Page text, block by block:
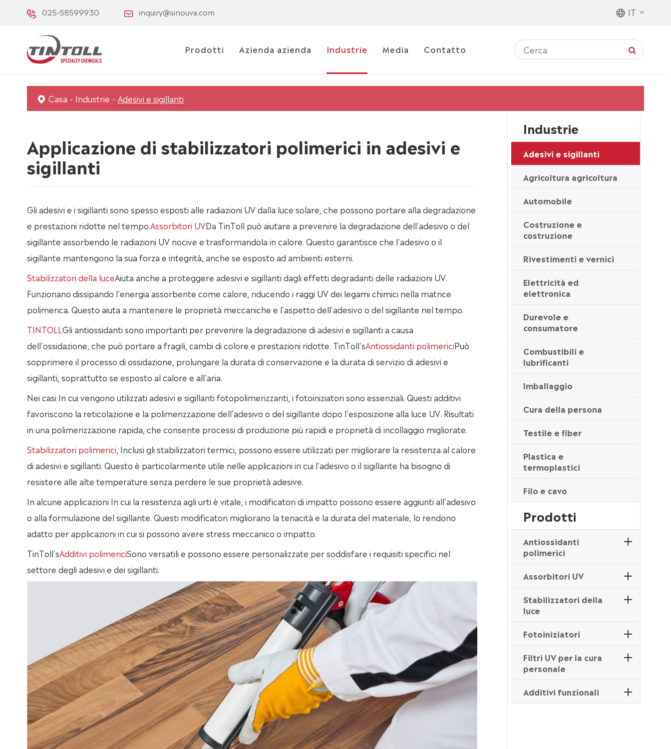
025-58599930 inquiry@sinouva.com IT
Prodotti Azienda azienda Industrie Media Contatto
Casa Industrie Adesivi e sigillanti
Applicazione di stabilizzatori polimerici in adesivi e
sigillanti
Gli adesivi e i sigillanti sono spesso esposti alle radiazioni UV dalla luce solare, che possono portare alla degradazione
e prestazioni ridotte nel tempo.Assorbitori UVDa TinToll può aiutare a prevenire la degradazione dell'adesivo o del
sigillante assorbendo le radiazioni UV nocive e trasformandola in calore. Questo garantisce che l'adesivo o il
sigillante mantengono la sua forza e integrità, anche se esposto ad ambienti esterni.
Stabilizzatori della luceAiuta anche a proteggere adesivi e sigillanti dagli effetti degradanti delle radiazioni UV.
Funzionano dissipando l'energia assorbente come calore, riducendo i raggi UV dei legami chimici nella matrice
polimerica. Questo aiuta a mantenere le proprietà meccaniche e l'aspetto dell'adesivo o del sigillante nel tempo.
TINTOLLGli antiossidanti sono importanti per prevenire la degradazione di adesivi e sigillanti a causa
dell'ossidazione, che può portare a fragili, cambi di colore e prestazioni ridotte. TinToll'sAntiossidanti polimericiPuò
sopprimere il processo di ossidazione, prolungare la durata di conservazione e la durata di servizio di adesivi e
sigillanti, soprattutto se esposto al calore e all'aria.
Nei casi In cui vengono utilizzati adesivi e sigillanti fotopolimerizzanti, i fotoiniziatori sono essenziali. Questi additivi
favoriscono la reticolazione e la polimerizzazione dell'adesivo o del sigillante dopo l'esposizione alla luce UV. Risultati
in una polimerizzazione rapida, che consente processi di produzione più rapidi e proprietà di incollaggio migliorate.
Stabilizzatori polimerici, Inclusi gli stabilizzatori termici, possono essere utilizzati per migliorare la resistenza al calore
di adesivi e sigillanti. Questo è particolarmente utile nelle applicazioni in cui l'adesivo o il sigillante ha bisogno di
resistere alle alte temperature senza perdere le sue proprietà adesive.
In alcune applicazioni In cui la resistenza agli urti è vitale, i modificatori di impatto possono essere aggiunti all'adesivo
o alla formulazione del sigillante. Questi modificatori migliorano la tenacità e la durata del materiale, lo rendono
adatto per applicazioni in cui si possono avere stress meccanico o impatto.
TinToll'sAdditivi polimericiSono versatili e possono essere personalizzate per soddisfare i requisiti specifici nel
settore degli adesivi e dei sigillanti.
Industrie
Adesivi e sigillanti
Agricoltura agricoltura
Automobile
Costruzione e
costruzione
Rivestimenti e vernici
Elettricità ed
elettronica
Durevole e
consumatore
Combustibili e
lubrificanti
Imballaggio
Cura della persona
Testile e fiber
Plastica e
termoplastici
Filo e cavo
Prodotti
Antiossidanti
polimerici
Assorbitori UV
Stabilizzatori della
luce
Fotoiniziatori
Filtri UV per la cura
personale
Additivi funzionali